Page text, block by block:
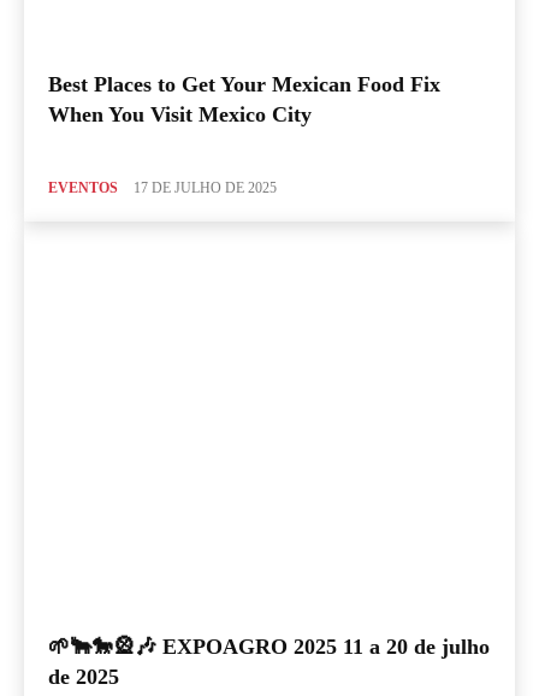
Best Places to Get Your Mexican Food Fix
When You Visit Mexico City
EVENTOS 17 DE JULHO DE 2025
🌱🐂🐎🎡🎶 EXPOAGRO 2025 11 a 20 de julho
de 2025